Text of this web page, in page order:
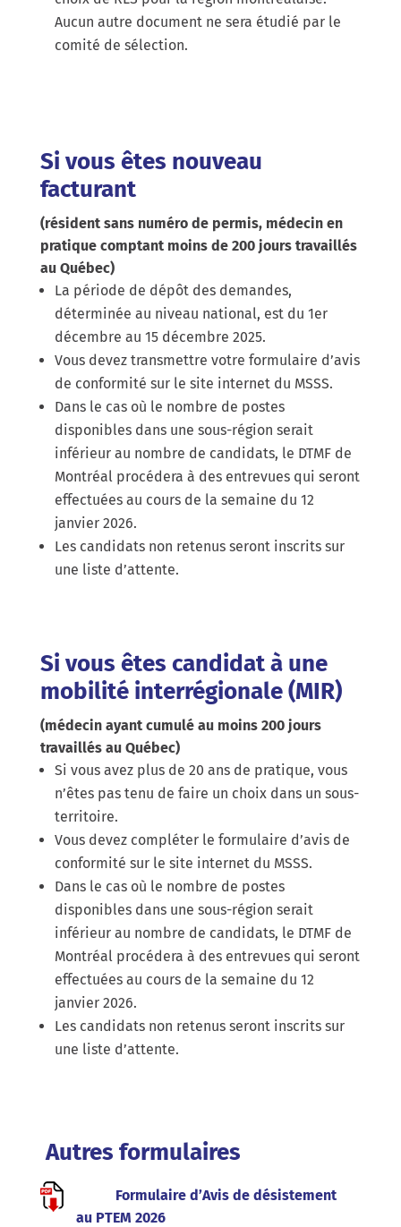
Aucun autre document ne sera étudié par le
comité de sélection.
Si vous êtes nouveau
facturant
(résident sans numéro de permis, médecin en
pratique comptant moins de 200 jours travaillés
au Québec)
La période de dépôt des demandes,
déterminée au niveau national, est du 1er
décembre au 15 décembre 2025.
Vous devez transmettre votre formulaire d’avis
de conformité sur le site internet du MSSS.
Dans le cas où le nombre de postes
disponibles dans une sous-région serait
inférieur au nombre de candidats, le DTMF de
Montréal procédera à des entrevues qui seront
effectuées au cours de la semaine du 12
janvier 2026.
Les candidats non retenus seront inscrits sur
une liste d’attente.
Si vous êtes candidat à une
mobilité interrégionale (MIR)
(médecin ayant cumulé au moins 200 jours
travaillés au Québec)
Si vous avez plus de 20 ans de pratique, vous
n’êtes pas tenu de faire un choix dans un sous-
territoire.
Vous devez compléter le formulaire d’avis de
conformité sur le site internet du MSSS.
Dans le cas où le nombre de postes
disponibles dans une sous-région serait
inférieur au nombre de candidats, le DTMF de
Montréal procédera à des entrevues qui seront
effectuées au cours de la semaine du 12
janvier 2026.
Les candidats non retenus seront inscrits sur
une liste d’attente.
Autres formulaires
Formulaire d’Avis de désistement
au PTEM 2026